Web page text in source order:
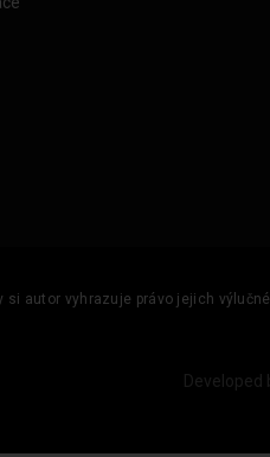
autor vyhrazuje právo jejich
Developed